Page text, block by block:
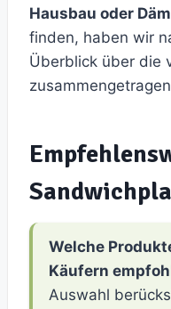
Hausbau oder
finden, haben wir
Überblick über die
Welche
Käufern
Auswahl